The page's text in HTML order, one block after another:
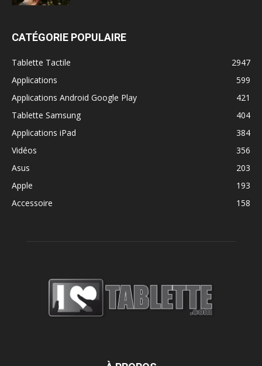
CATÉGORIE POPULAIRE
Tablette Tactile
2947
Applications
599
Applications Android Google Play
421
Tablette Samsung
404
Applications iPad
384
Vidéos
356
Asus
203
Apple
193
Accessoire
158